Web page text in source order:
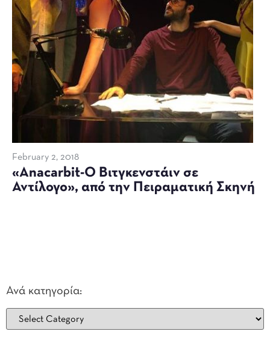
February 2, 2018
«Anacarbit-Ο Βιτγκενστάιν σε
Αντίλογο», από την Πειραματική Σκηνή
Ανά κατηγορία: